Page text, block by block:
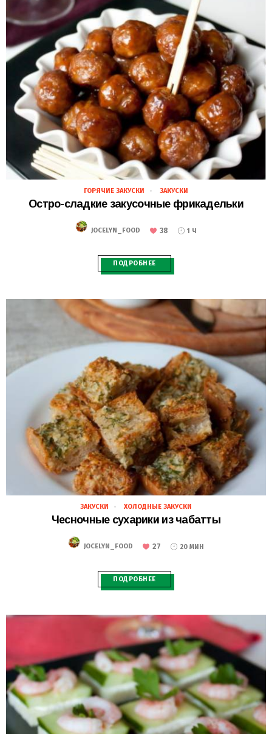
28.02.2021
ГОРЯЧИЕ ЗАКУСКИ ЗАКУСКИ
Остро-сладкие закусочные фрикадельки
JOCELYN_FOOD 38 1 Ч
ПОДРОБНЕЕ
28.02.2021
ЗАКУСКИ ХОЛОДНЫЕ ЗАКУСКИ
Чесночные сухарики из чабатты
JOCELYN_FOOD 27 20 МИН
ПОДРОБНЕЕ